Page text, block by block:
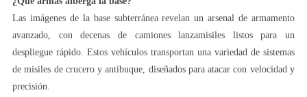
Las imágenes de la base subterránea revelan un arsenal de armamento
avanzado, con decenas de camiones lanzamisiles listos para un
despliegue rápido. Estos vehículos transportan una variedad de sistemas
de misiles de crucero y antibuque, diseñados para atacar con velocidad y
precisión.